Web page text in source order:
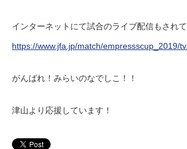
インターネットにて試合のライブ配信もされて
https://www.jfa.jp/match/empressscup_2019/
がんばれ！みらいのなでしこ！！
津山より応援しています！